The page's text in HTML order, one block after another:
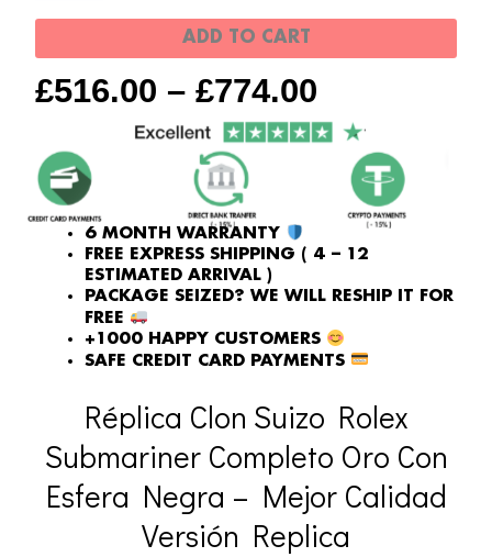
£516.00 – £774.00
con
Negra
quantity
ADD TO CART
6 MONTH WARRANTY
FREE EXPRESS SHIPPING ( 4 – 12
ESTIMATED ARRIVAL )
PACKAGE SEIZED? WE WILL RESHIP IT FOR
FREE
+1000 HAPPY CUSTOMERS
SAFE CREDIT CARD PAYMENTS
Réplica Clon Suizo Rolex
Submariner Completo Oro Con
Esfera Negra – Mejor Calidad
Versión Replica